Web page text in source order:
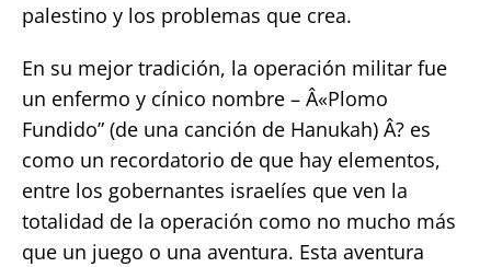
palestino y los problemas que crea.
En su mejor tradición, la operación militar fue
un enfermo y cínico nombre – Â«Plomo
Fundido” (de una canción de Hanukah) Â? es
como un recordatorio de que hay elementos,
entre los gobernantes israelíes que ven la
totalidad de la operación como no mucho más
que un juego o una aventura. Esta aventura